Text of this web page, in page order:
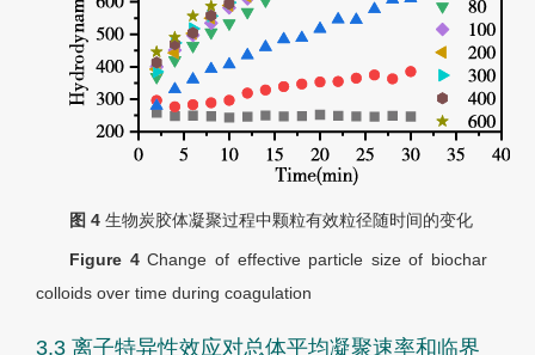
图 4 生物炭胶体凝聚过程中颗粒有效粒径随时间的变化
Figure 4Change of effective particle size of biochar
colloids over time during coagulation
3.3 离子特异性效应对总体平均凝聚速率和临界